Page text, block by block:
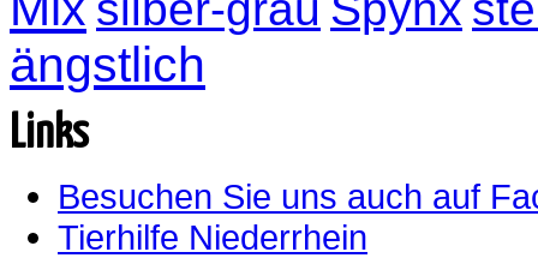
ängstlich
Links
Besuchen Sie uns auch auf
Tierhilfe Niederrhein